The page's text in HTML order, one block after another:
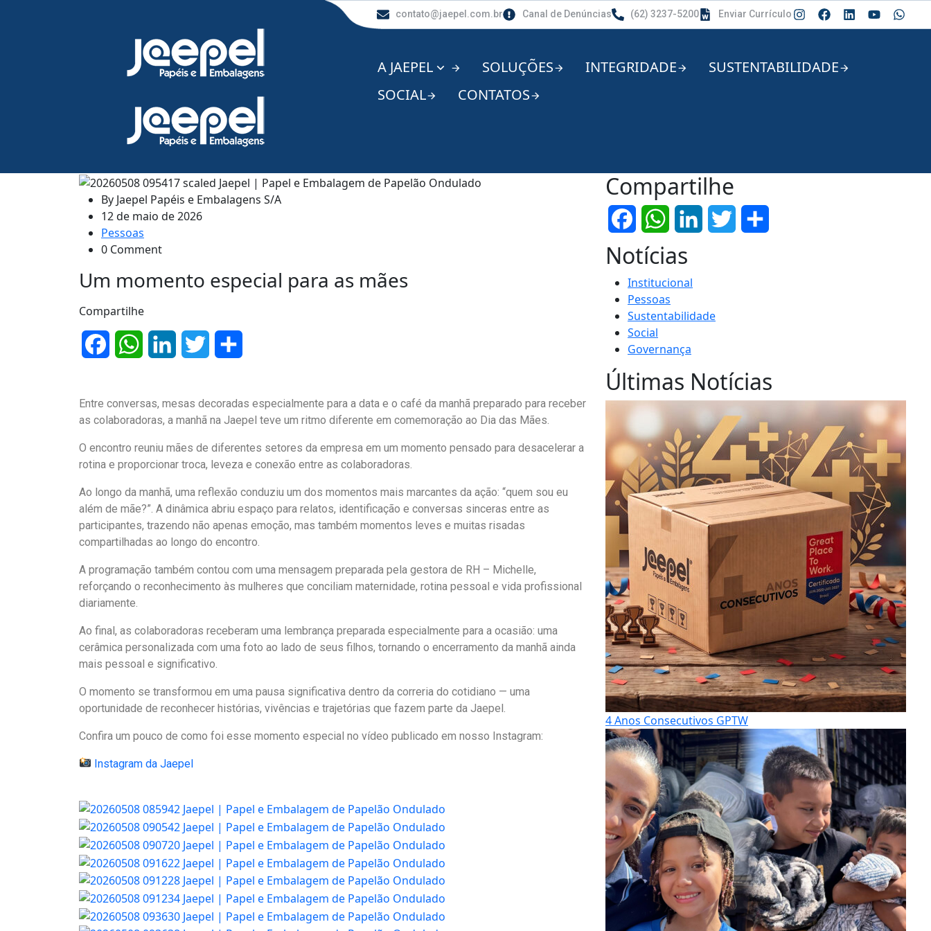
contato@jaepel.com.br Canal de Denúncias (62) 3237-5200 Enviar Currículo
A JAEPEL SOLUÇÕES INTEGRIDADE
SUSTENTABILIDADE
SOCIAL
CONTATOS
By Jaepel Papéis e Embalagens S/A
12 de maio de 2026
Pessoas
0 Comment
Um momento especial para as mães
Compartilhe
FacebookWhatsAppLinkedInTwitter
Entre conversas, mesas decoradas especialmente para a data e o café da manhã preparado para receber
as colaboradoras, a manhã na Jaepel teve um ritmo diferente em comemoração ao Dia das Mães.
O encontro reuniu mães de diferentes setores da empresa em um momento pensado para desacelerar a
rotina e proporcionar troca, leveza e conexão entre as colaboradoras.
Ao longo da manhã, uma reflexão conduziu um dos momentos mais marcantes da ação: “quem sou eu
além de mãe?”. A dinâmica abriu espaço para relatos, identificação e conversas sinceras entre as
participantes, trazendo não apenas emoção, mas também momentos leves e muitas risadas
compartilhadas ao longo do encontro.
A programação também contou com uma mensagem preparada pela gestora de RH – Michelle,
reforçando o reconhecimento às mulheres que conciliam maternidade, rotina pessoal e vida profissional
diariamente.
Ao final, as colaboradoras receberam uma lembrança preparada especialmente para a ocasião: uma
cerâmica personalizada com uma foto ao lado de seus filhos, tornando o encerramento da manhã ainda
mais pessoal e significativo.
O momento se transformou em uma pausa significativa dentro da correria do cotidiano — uma
oportunidade de reconhecer histórias, vivências e trajetórias que fazem parte da Jaepel.
Confira um pouco de como foi esse momento especial no vídeo publicado em nosso Instagram:
Instagram da Jaepel
Compartilhe
FacebookWhatsAppLinkedInTwitter
Notícias
Institucional
Pessoas
Sustentabilidade
Social
Governança
Últimas Notícias
4 Anos Consecutivos GPTW